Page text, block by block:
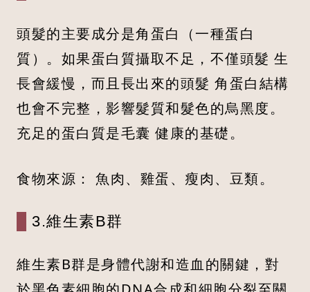
頭髮的主要成分是角蛋白（一種蛋白
質）。如果蛋白質攝取不足，不僅頭髮 生
長會緩慢，而且長出來的頭髮 角蛋白結構
也會不完整，影響髮質和髮色的烏黑度。
充足的蛋白質是毛囊 健康的基礎。
食物來源： 魚肉、雞蛋、瘦肉、豆類。
3.維生素B群
維生素B群是身體代謝和造血的關鍵，對